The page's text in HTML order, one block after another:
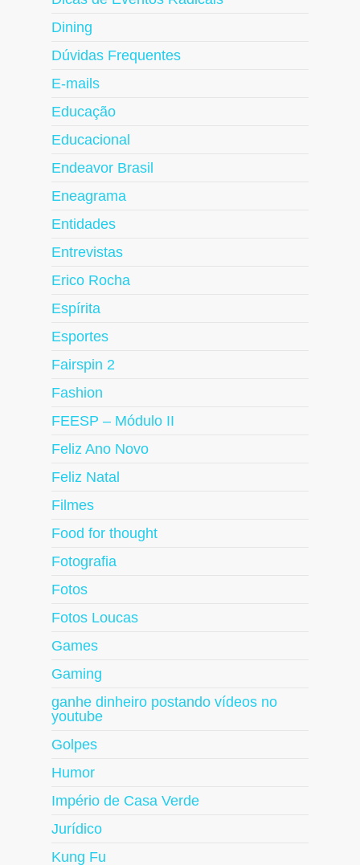
Dining
Dúvidas Frequentes
E-mails
Educação
Educacional
Endeavor Brasil
Eneagrama
Entidades
Entrevistas
Erico Rocha
Espírita
Esportes
Fairspin 2
Fashion
FEESP – Módulo II
Feliz Ano Novo
Feliz Natal
Filmes
Food for thought
Fotografia
Fotos
Fotos Loucas
Games
Gaming
ganhe dinheiro postando vídeos no
youtube
Golpes
Humor
Império de Casa Verde
Jurídico
Kung Fu